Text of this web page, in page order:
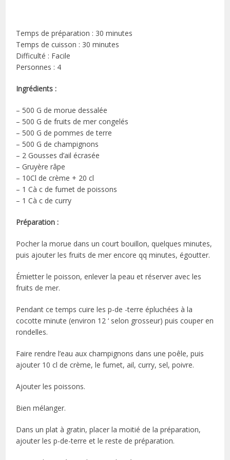
Temps de préparation : 30 minutes
Temps de cuisson : 30 minutes
Difficulté : Facile
Personnes : 4
Ingrédients :
– 500 G de morue dessalée
– 500 G de fruits de mer congelés
– 500 G de pommes de terre
– 500 G de champignons
– 2 Gousses d’ail écrasée
– Gruyère râpe
– 10Cl de crème + 20 cl
– 1 Cà c de fumet de poissons
– 1 Cà c de curry
Préparation :
Pocher la morue dans un court bouillon, quelques minutes,
puis ajouter les fruits de mer encore qq minutes, égoutter.
Émietter le poisson, enlever la peau et réserver avec les
fruits de mer.
Pendant ce temps cuire les p-de -terre épluchées à la
cocotte minute (environ 12 ‘ selon grosseur) puis couper en
rondelles.
Faire rendre l’eau aux champignons dans une poêle, puis
ajouter 10 cl de crème, le fumet, ail, curry, sel, poivre.
Ajouter les poissons.
Bien mélanger.
Dans un plat à gratin, placer la moitié de la préparation,
ajouter les p-de-terre et le reste de préparation.